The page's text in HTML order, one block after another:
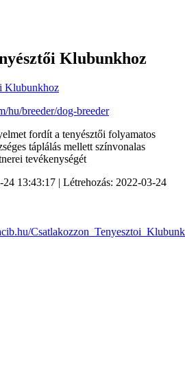
Klubunkhoz
hu/breeder/dog-breeder
fordít a tenyésztői folyamatos
táplálás mellett színvonalas
tevékenységét
13:43:17 | Létrehozás: 2022-03-24